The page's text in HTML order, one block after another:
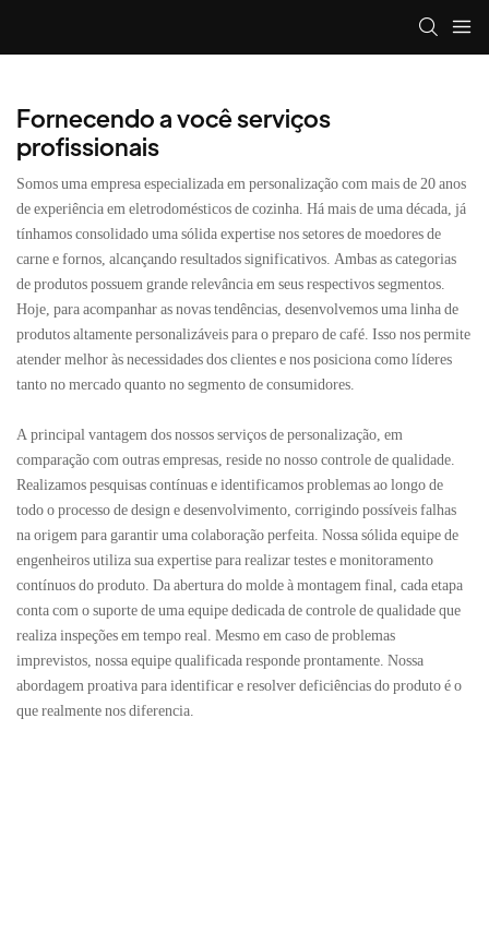
Fornecendo a você serviços
profissionais
Somos uma empresa especializada em personalização com mais de 20 anos
de experiência em eletrodomésticos de cozinha. Há mais de uma década, já
tínhamos consolidado uma sólida expertise nos setores de moedores de
carne e fornos, alcançando resultados significativos. Ambas as categorias
de produtos possuem grande relevância em seus respectivos segmentos.
Hoje, para acompanhar as novas tendências, desenvolvemos uma linha de
produtos altamente personalizáveis ​​para o preparo de café. Isso nos permite
atender melhor às necessidades dos clientes e nos posiciona como líderes
tanto no mercado quanto no segmento de consumidores.
A principal vantagem dos nossos serviços de personalização, em
comparação com outras empresas, reside no nosso controle de qualidade.
Realizamos pesquisas contínuas e identificamos problemas ao longo de
todo o processo de design e desenvolvimento, corrigindo possíveis falhas
na origem para garantir uma colaboração perfeita. Nossa sólida equipe de
engenheiros utiliza sua expertise para realizar testes e monitoramento
contínuos do produto. Da abertura do molde à montagem final, cada etapa
conta com o suporte de uma equipe dedicada de controle de qualidade que
realiza inspeções em tempo real. Mesmo em caso de problemas
imprevistos, nossa equipe qualificada responde prontamente. Nossa
abordagem proativa para identificar e resolver deficiências do produto é o
que realmente nos diferencia.